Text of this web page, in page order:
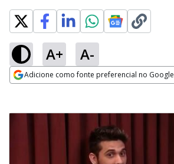
A+ A-
Adicione como fonte preferencial no Google